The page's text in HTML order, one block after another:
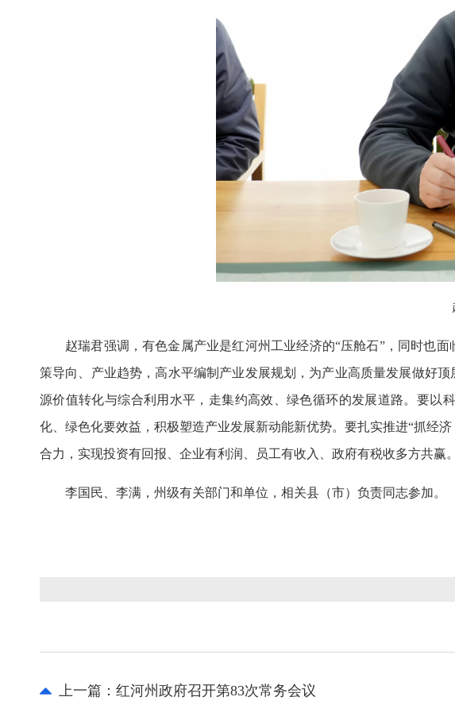
赵瑞君强调，有色金属产业是红河州工业经济的“压舱石”，同时也
策导向、产业趋势，高水平编制产业发展规划，为产业高质量发展做好
源价值转化与综合利用水平，走集约高效、绿色循环的发展道路。要以
化、绿色化要效益，积极塑造产业发展新动能新优势。要扎实推进“抓经
合力，实现投资有回报、企业有利润、员工有收入、政府有税收多方共赢。
李国民、李满，州级有关部门和单位，相关县（市）负责同志参加。
上一篇： 红河州政府召开第83次常务会议